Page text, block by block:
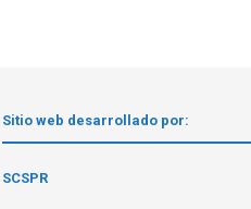
Sitio web desarrollado por:
SCSPR